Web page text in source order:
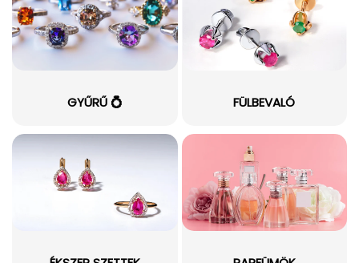
GYŰRŰ 💍 FÜLBEVALÓ